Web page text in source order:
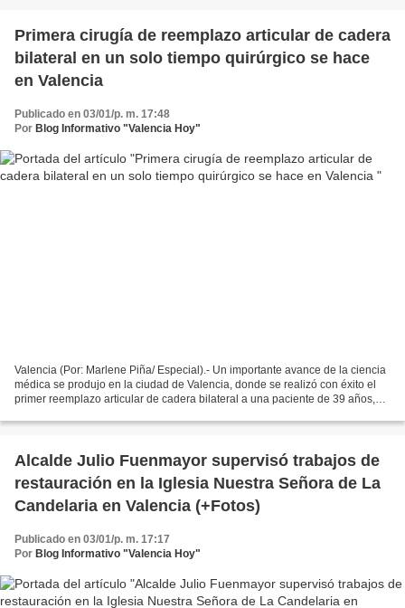
Primera cirugía de reemplazo articular de cadera
bilateral en un solo tiempo quirúrgico se hace
en Valencia
Publicado en 03/01/p. m. 17:48
Por Blog Informativo "Valencia Hoy"
Valencia (Por: Marlene Piña/ Especial).- Un importante avance de la ciencia
médica se produjo en la ciudad de Valencia, donde se realizó con éxito el
primer reemplazo articular de cadera bilateral a una paciente de 39 años,
Alcalde Julio Fuenmayor supervisó trabajos de
restauración en la Iglesia Nuestra Señora de La
Candelaria en Valencia (+Fotos)
Publicado en 03/01/p. m. 17:17
Por Blog Informativo "Valencia Hoy"